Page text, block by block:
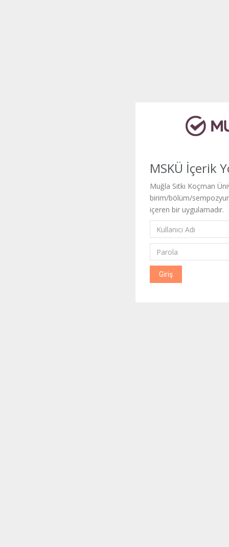
MSKÜ İçerik
Muğla Sıtkı Koçman
birim/bölüm/
içeren bir uygulamadır.